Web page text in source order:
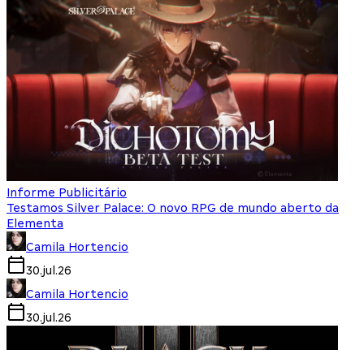
Informe Publicitário
Testamos Silver Palace: O novo RPG de mundo aberto da
Elementa
Camila Hortencio
30.jul.26
Camila Hortencio
30.jul.26